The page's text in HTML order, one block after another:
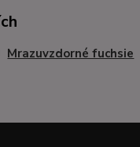
Mrazuvzdorné fuchsie